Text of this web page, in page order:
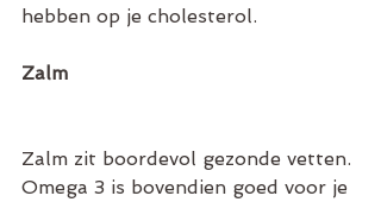
hebben op je cholesterol.
Zalm
Zalm zit boordevol gezonde vetten.
Omega 3 is bovendien goed voor je